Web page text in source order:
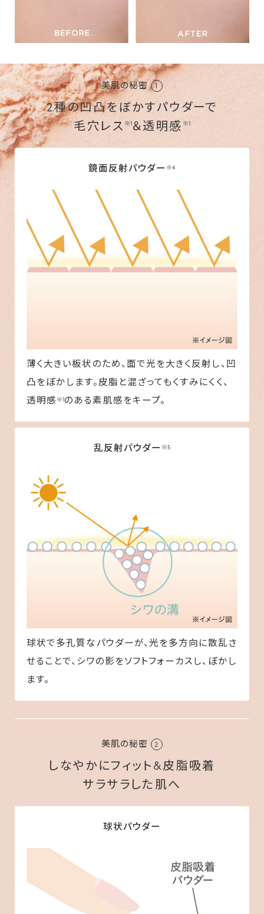
美肌の秘密 1
2種の凹凸をぼかすパウダーで
毛穴レス ※1＆透明感 ※1
鏡面反射パウダー ※4
薄く大きい板状のため、面で光を大きく反射し、凹
凸をぼかします。皮脂と混ざってもくすみにくく、
透明感 ※1のある素肌感をキープ。
乱反射パウダー ※5
球状で多孔質なパウダーが、光を多方向に散乱さ
せることで、シワの影をソフトフォーカスし、ぼかし
ます。
美肌の秘密 2
しなやかにフィット&皮脂吸着
サラサラした肌へ
球状パウダー